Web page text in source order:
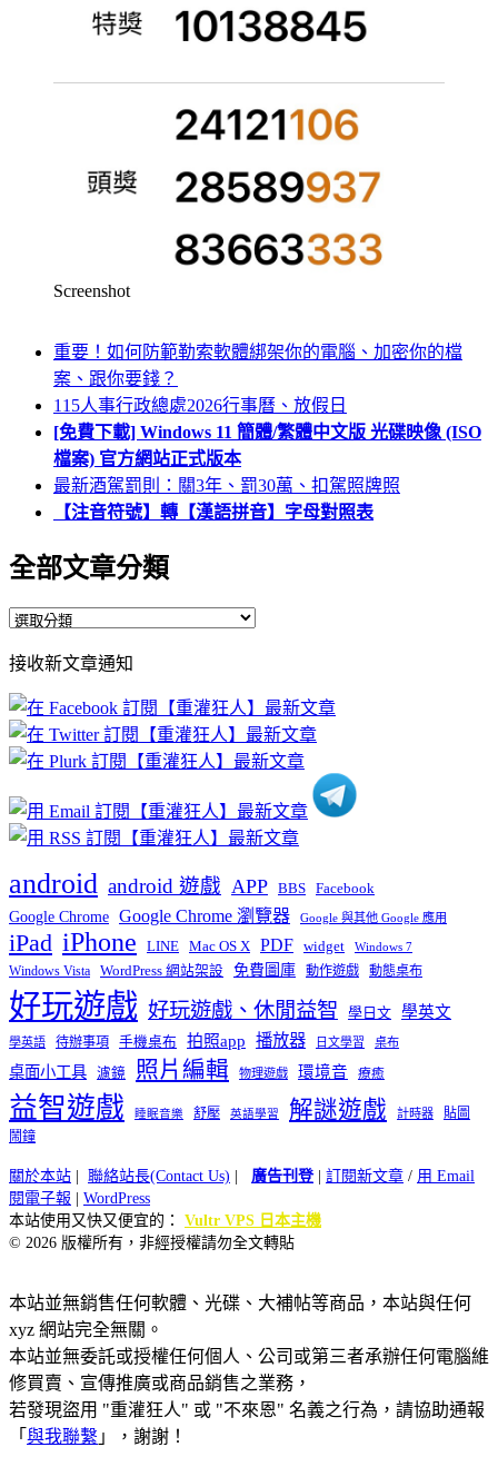
Screenshot
重要！如何防範勒索軟體綁架你的電腦、加密你的檔
案、跟你要錢？
115人事行政總處2026行事曆、放假日
[免費下載] Windows 11 簡體/繁體中文版 光碟映像 (ISO
檔案) 官方網站正式版本
最新酒駕罰則：關3年、罰30萬、扣駕照牌照
【注音符號】轉【漢語拼音】字母對照表
全部文章分類
全
文
章
分
類
接收新文章通知
android android 遊戲 APP BBS Facebook
Google Chrome Google Chrome 瀏覽器 Google 與其他 Google 應用
iPad iPhone LINE Mac OS X PDF widget Windows 7
Windows Vista WordPress 網站架設 免費圖庫 動作遊戲 動態桌布
好玩遊戲 好玩遊戲、休閒益智 學日文 學英文
學英語 待辦事項 手機桌布 拍照app 播放器 日文學習 桌布
桌面小工具 濾鏡 照片編輯 物理遊戲 環境音 療癒
益智遊戲 睡眠音樂 舒壓 英語學習 解謎遊戲 計時器
貼圖
鬧鐘
關於本站 聯絡站長(Contact Us) 廣告刊登| 訂閱新文章 / 用 Email
閱電子報
WordPress
本站使用又快又便宜的： Vultr VPS 日本主機
© 2026 版權所有，非經授權請勿全文轉貼
本站並無銷售任何軟體、光碟、大補帖等商品，本站與任何
xyz 網站完全無關。
本站並無委託或授權任何個人、公司或第三者承辦任何電腦維
修買賣、宣傳推廣或商品銷售之業務，
若發現盜用 "重灌狂人" 或 "不來恩" 名義之行為，請協助通報
「 與我聯繫 」，謝謝！